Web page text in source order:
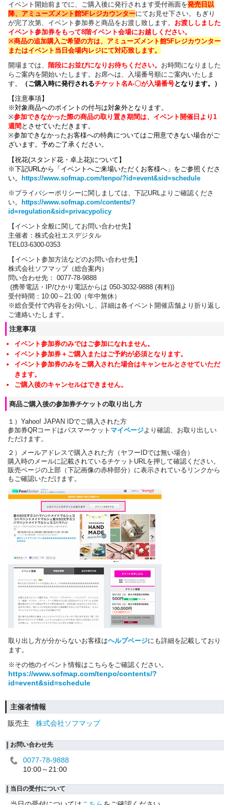
イベント開始前までに、ご購入後に発行されます受付画面を発売日以
降、アミューズメント館5Fレジカウンターにてお見せ下さい。もぎり
が完了次第、イベント参加券と商品をお渡し致します。 お渡ししました
イベント参加券をもって8階イベント会場にお越しください。
※商品の追加購入ご希望の方は、 アミューズメント館5Fレジカウンター
またはイベント当日会場内レジにて対応致します。
開場までは、
階段にお並びになりお待ちください。 お時間になりました
らご案内を開始いたします。お席へは、入場番号順にご案内いたしま
す。
（ご購入時に発行されるチケット名A-〇が入場番号となります。）
【注意事項】
※対象商品へのポイントの付与は対象外となります。
※参加できなかった際の商品の取り置き期間は、イベント開催日より1
週間 とさせていただきます。
※参加できなかったお客様への特典についてはご用意できない場合がご
ざいます。 予めご了承ください。
【祝花(スタンド花・卓上花)について】
※下記URLから「イベントへご来場いただくお客様へ」をご参照くださ
い。 https://www.sofmap.com/tenpo/?id=event&sid=schedule
※プライバシーポリシーに関しましては、下記URLよりご確認くださ
い。 https://www.sofmap.com/contents/?
id=regulation&sid=privacypolicy
【イベント全般に関してお問い合わせ先】
主催者：株式会社エスデジタル
TEL03-6300-0353
【イベント参加方法などのお問い合わせ先】
株式会社ソフマップ（総合案内）
問い合わせ先： 0077-78-9888
(携帯電話・IP/ひかり電話からは 050-3032-9888 (有料))
受付時間：10:00～21:00（年中無休）
※総合受付で内容をお伺いし、詳細は各イベント開催店舗より折り返し
ご連絡いたします。
注意事項
イベント参加券のみではご参加になれません。
イベント参加券＋ご購入またはご予約が必須となります。
イベント参加券のみをご購入された場合はキャンセルとさせていただ
きます。
ご購入後のキャンセルはできません。
商品ご購入後の参加券チケットの取り出し方
１）Yahoo! JAPAN IDでご購入された方
参加券QRコードはパスマーケット マイページより確認、お取り出しい
ただけます。
２）メールアドレスで購入された方（ヤフーIDでは無い場合）
購入時のメールに記載されているチケットURLを押して確認ください。
販売ページの上部（下記画像の赤枠部分）に表示されているリンクから
もご確認いただけます。
取り出し方が分からないお客様はヘルプページにも詳細を記載しており
ます。
※その他のイベント情報はこちらをご確認ください。
https://www.sofmap.com/tenpo/contents/?
id=event&sid=schedule
主催者情報
販売主
株式会社ソフマップ
お問い合わせ先
0077-78-9888
10:00～21:00
当日の受付について